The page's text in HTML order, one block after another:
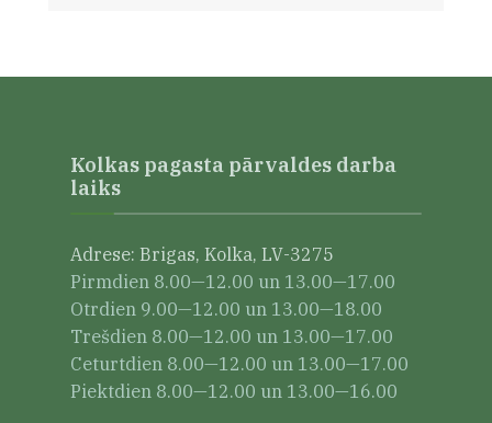
Kolkas pagasta pārvaldes darba
laiks
Adrese: Brigas, Kolka, LV-3275
Pirmdien 8.00—12.00 un 13.00—17.00
Otrdien 9.00—12.00 un 13.00—18.00
Trešdien 8.00—12.00 un 13.00—17.00
Ceturtdien 8.00—12.00 un 13.00—17.00
Piektdien 8.00—12.00 un 13.00—16.00